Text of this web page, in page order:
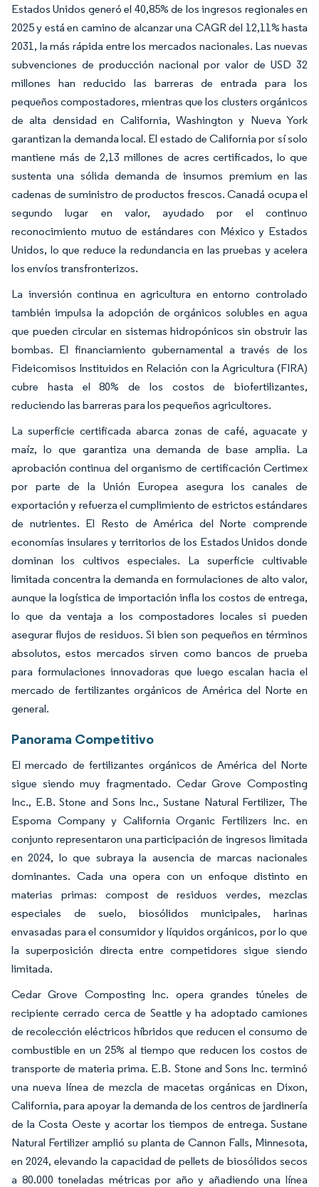
Estados Unidos generó el 40,85% de los ingresos regionales en
2025 y está en camino de alcanzar una CAGR del 12,11% hasta
2031, la más rápida entre los mercados nacionales. Las nuevas
subvenciones de producción nacional por valor de USD 32
millones han reducido las barreras de entrada para los
pequeños compostadores, mientras que los clusters orgánicos
de alta densidad en California, Washington y Nueva York
garantizan la demanda local. El estado de California por sí solo
mantiene más de 2,13 millones de acres certificados, lo que
sustenta una sólida demanda de insumos premium en las
cadenas de suministro de productos frescos. Canadá ocupa el
segundo lugar en valor, ayudado por el continuo
reconocimiento mutuo de estándares con México y Estados
Unidos, lo que reduce la redundancia en las pruebas y acelera
los envíos transfronterizos.
La inversión continua en agricultura en entorno controlado
también impulsa la adopción de orgánicos solubles en agua
que pueden circular en sistemas hidropónicos sin obstruir las
bombas. El financiamiento gubernamental a través de los
Fideicomisos Instituidos en Relación con la Agricultura (FIRA)
cubre hasta el 80% de los costos de biofertilizantes,
reduciendo las barreras para los pequeños agricultores.
La superficie certificada abarca zonas de café, aguacate y
maíz, lo que garantiza una demanda de base amplia. La
aprobación continua del organismo de certificación Certimex
por parte de la Unión Europea asegura los canales de
exportación y refuerza el cumplimiento de estrictos estándares
de nutrientes. El Resto de América del Norte comprende
economías insulares y territorios de los Estados Unidos donde
dominan los cultivos especiales. La superficie cultivable
limitada concentra la demanda en formulaciones de alto valor,
aunque la logística de importación infla los costos de entrega,
lo que da ventaja a los compostadores locales si pueden
asegurar flujos de residuos. Si bien son pequeños en términos
absolutos, estos mercados sirven como bancos de prueba
para formulaciones innovadoras que luego escalan hacia el
mercado de fertilizantes orgánicos de América del Norte en
general.
Panorama Competitivo
El mercado de fertilizantes orgánicos de América del Norte
sigue siendo muy fragmentado. Cedar Grove Composting
Inc., E.B. Stone and Sons Inc., Sustane Natural Fertilizer, The
Espoma Company y California Organic Fertilizers Inc. en
conjunto representaron una participación de ingresos limitada
en 2024, lo que subraya la ausencia de marcas nacionales
dominantes. Cada una opera con un enfoque distinto en
materias primas: compost de residuos verdes, mezclas
especiales de suelo, biosólidos municipales, harinas
envasadas para el consumidor y líquidos orgánicos, por lo que
la superposición directa entre competidores sigue siendo
limitada.
Cedar Grove Composting Inc. opera grandes túneles de
recipiente cerrado cerca de Seattle y ha adoptado camiones
de recolección eléctricos híbridos que reducen el consumo de
combustible en un 25% al tiempo que reducen los costos de
transporte de materia prima. E.B. Stone and Sons Inc. terminó
una nueva línea de mezcla de macetas orgánicas en Dixon,
California, para apoyar la demanda de los centros de jardinería
de la Costa Oeste y acortar los tiempos de entrega. Sustane
Natural Fertilizer amplió su planta de Cannon Falls, Minnesota,
en 2024, elevando la capacidad de pellets de biosólidos secos
a 80.000 toneladas métricas por año y añadiendo una línea